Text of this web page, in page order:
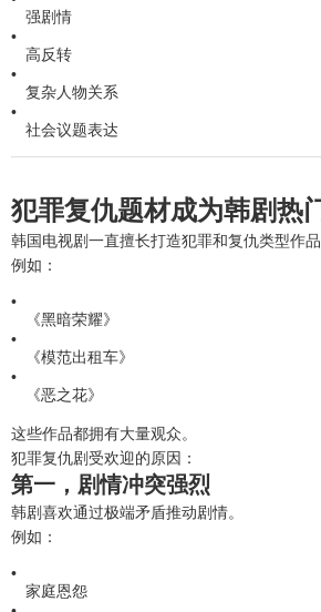
强剧情
高反转
复杂人物关系
社会议题表达
犯罪复仇题材成为韩剧热
韩国电视剧一直擅长打造犯罪和复仇类型作品
例如：
《黑暗荣耀》
《模范出租车》
《恶之花》
这些作品都拥有大量观众。
犯罪复仇剧受欢迎的原因：
第一，剧情冲突强烈
韩剧喜欢通过极端矛盾推动剧情。
例如：
家庭恩怨